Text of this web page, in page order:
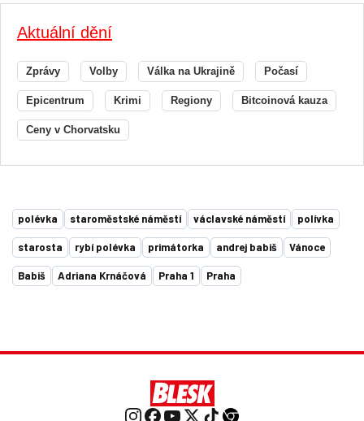
Aktuální dění
Zprávy Volby Válka na Ukrajině Počasí
Epicentrum Krimi Regiony Bitcoinová kauza
Ceny v Chorvatsku
polévka staroměstské náměstí václavské náměstí polívka
starosta rybí polévka primátorka andrej babiš Vánoce
Babiš Adriana Krnáčová Praha 1 Praha